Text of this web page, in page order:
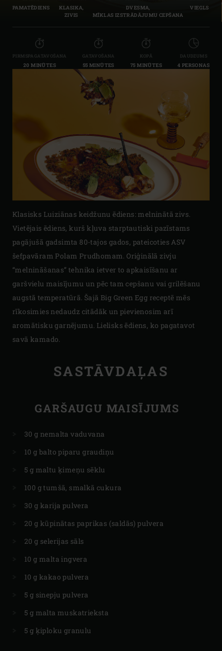
PAMATĒDIENS
KLASIKA,
ZIVIS
DVESMA,
MĪKLAS IZSTRĀDĀJUMU CEPŠANA
VIEGLS
PIRMSPAGATAVOŠANA
20 MINŪTES
GATAVOŠANA
55 MINŪTES
KOPĀ
75 MINŪTES
DAUDZUMS
4 PERSONAS
Klasisks Luiziānas keidžunu ēdiens: melninātā zivs.
Vietējais ēdiens, kurš kļuva starptautiski pazīstams
pagājušā gadsimta 80-tajos gados, pateicoties ASV
šefpavāram Polam Prudhomam. Oriģinālā zivju
“melnināšanas” tehnika ietver to apkaisīšanu ar
garšvielu maisījumu un pēc tam cepšanu vai grilēšanu
augstā temperatūrā. Šajā Big Green Egg receptē mēs
rīkosimies nedaudz citādāk un pievienosim arī
aromātisku garnējumu. Lielisks ēdiens, ko pagatavot
savā kamado.
SASTĀVDAĻAS
GARŠAUGU MAISĪJUMS
30 g nemalta vaduvana
10 g balto piparu graudiņu
5 g maltu ķimeņu sēklu
100 g tumšā, smalkā cukura
30 g karija pulvera
20 g kūpinātas paprikas (saldās) pulvera
20 g selerijas sāls
10 g malta ingvera
10 g kakao pulvera
5 g sinepju pulvera
5 g malta muskatrieksta
5 g ķiploku granulu